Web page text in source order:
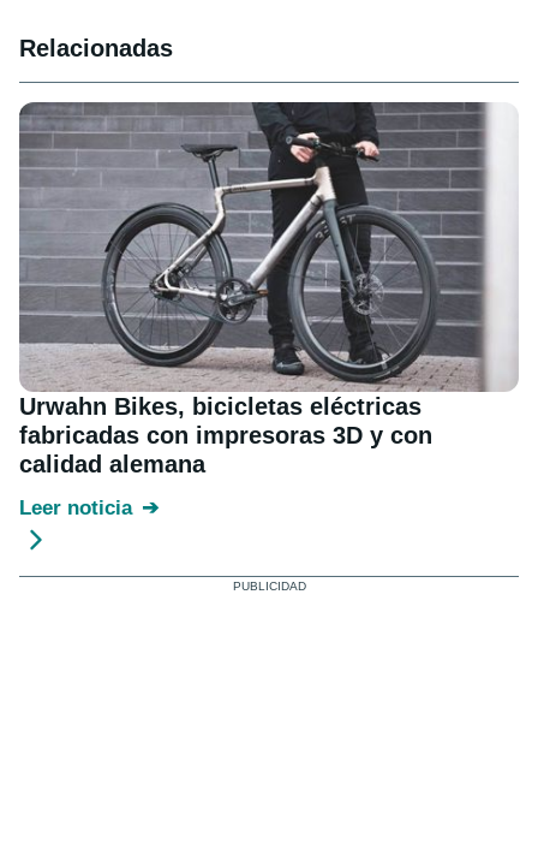
Relacionadas
Urwahn Bikes, bicicletas eléctricas
fabricadas con impresoras 3D y con
calidad alemana
Leer noticia